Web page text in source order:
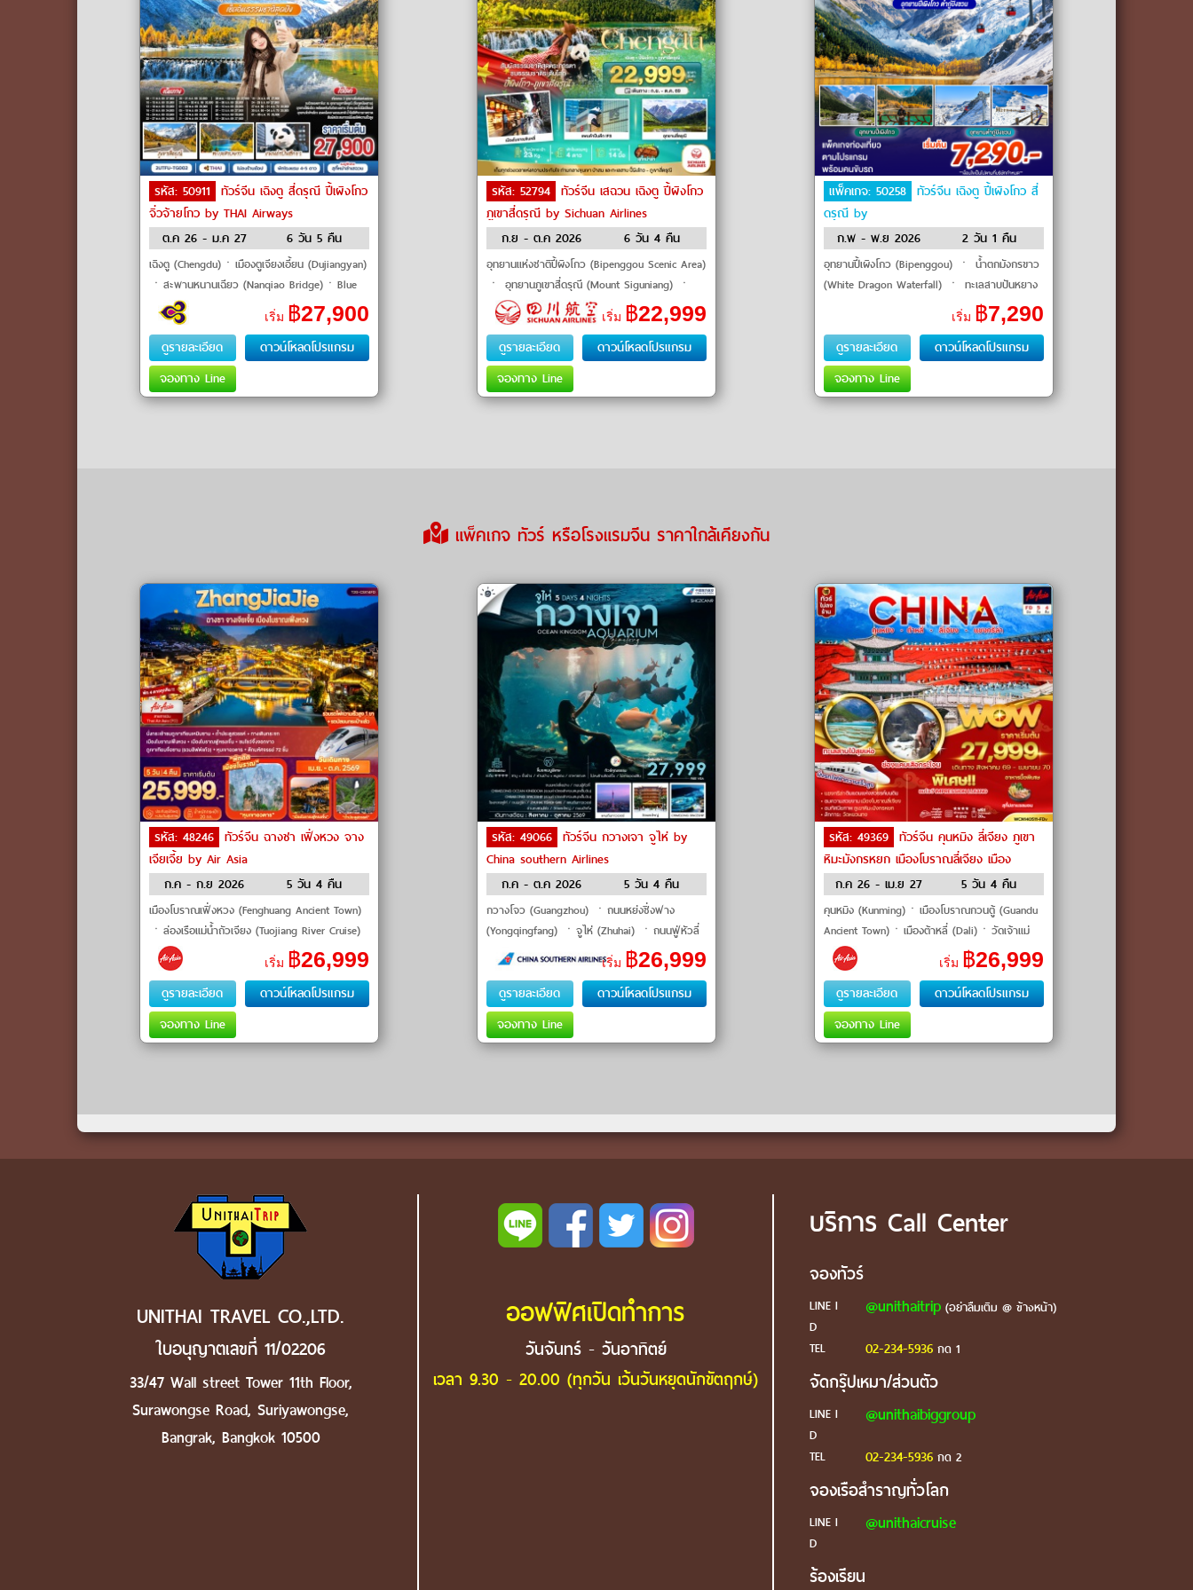
รหัส: 50911 ทัวร์จีน เฉิงตู สี่ดรุณี ปี้เผิงโกว
จิ่วจ้ายโกว by THAI Airways
ต.ค 26 - ม.ค 27
6 วัน 5 คืน
เฉิงตู (Chengdu)ㆍเมืองตูเจียงเอี้ยน (Dujiangyan)
ㆍสะพานหนานเฉียว (Nanqiao Bridge)ㆍBlue
Tearsㆍภูเขาสี่ดรุณี (Mount Siguniang)ㆍหุบเขา
ซวงเฉียวโกว (Shuangqiaogเริ่ม ฿27,900
ดูรายละเอียด
ดาวน์โหลดโปรแกรม
จองทาง Line
รหัส: 52794 ทัวร์จีน เสฉวน เฉิงตู ปี้ผิงโกว
ภูเขาสี่ดรุณี by Sichuan Airlines
ก.ย - ต.ค 2026
6 วัน 4 คืน
อุทยานแห่งชาติปี้ผิงโกว (Bipenggou Scenic Area)
ㆍ อุทยานภูเขาสี่ดรุณี (Mount Siguniang) ㆍ
หุบเขาซงเฉียวโกว (Shuangqiaogou Valley) ㆍ
สะพานหนานเฉียว (Na
เริ่ม ฿22,999
ดูรายละเอียด
ดาวน์โหลดโปรแกรม
จองทาง Line
แพ็คเกจ: 50258 ทัวร์จีน เฉิงตู ปี้เผิงโกว สี่
ดรุณี by
ก.พ - พ.ย 2026
2 วัน 1 คืน
อุทยานปี้เผิงโกว (Bipenggou) ㆍ น้ำตกมังกรขาว
(White Dragon Waterfall) ㆍ ทะเลสาบปันหยาง
(Panyang Lake) ㆍ หุบเขาซวงเฉียวโกว
(Shuangqiao Valley) ㆍ สะพานหนาน�
เริ่ม ฿7,290
ดูรายละเอียด
ดาวน์โหลดโปรแกรม
จองทาง Line
แพ็คเกจ ทัวร์ หรือโรงแรมจีน ราคาใกล้เคียงกัน
รหัส: 48246 ทัวร์จีน ฉางชา เฟิ่งหวง จาง
เจียเจี้ย by Air Asia
ก.ค - ก.ย 2026
5 วัน 4 คืน
เมืองโบราณเฟิ่งหวง (Fenghuang Ancient Town)
ㆍล่องเรือแม่น้ำถัวเจียง (Tuojiang River Cruise)
ㆍเทียนเหมินซาน (Tianmen Mountain)ㆍภูเขา
ฮัลเลลูย่าห์ หุบเ
เริ่ม ฿26,999
ดูรายละเอียด
ดาวน์โหลดโปรแกรม
จองทาง Line
รหัส: 49066 ทัวร์จีน กวางเจา จูไห่ by
China southern Airlines
ก.ค - ต.ค 2026
5 วัน 4 คืน
กวางโจว (Guangzhou) ㆍถนนหย่งชิ่งฟาง
(Yongqingfang) ㆍจูไห่ (Zhuhai) ㆍถนนฟู่หัวลี่
(Fuhuali) ㆍChimelong Ocean Kingdom ㆍ
Chimelong Spaceship ㆍโรงละครจูไห่ (Zhuhai
Grand Theater) ㆍถนน�
เริ่ม ฿26,999
ดูรายละเอียด
ดาวน์โหลดโปรแกรม
จองทาง Line
รหัส: 49369 ทัวร์จีน คุนหมิง ลี่เจียง ภูเขา
หิมะมังกรหยก เมืองโบราณลี่เจียง เมือง
โบราณแชงกรีล่า หุบเขา by Air Asia
ก.ค 26 - เม.ย 27 5 วัน 4 คืน
คุนหมิง (Kunming)ㆍเมืองโบราณกวนตู้ (Guandu
Ancient Town)ㆍเมืองต้าหลี่ (Dali)ㆍวัดเจ้าแม่
กวนอิม (Guanyin Temple)ㆍเมืองโบราณต้าหลี่
(Dali Ancient Town)ㆍเ�เริ่ม ฿26,999
ดูรายละเอียด
ดาวน์โหลดโปรแกรม
จองทาง Line
UNITHAI TRAVEL CO.,LTD.
ใบอนุญาตเลขที่ 11/02206
33/47 Wall street Tower 11th Floor,
Surawongse Road, Suriyawongse,
Bangrak, Bangkok 10500
ออฟฟิศเปิดทำการ
วันจันทร์ - วันอาทิตย์
เวลา 9.30 - 20.00 (ทุกวัน เว้นวันหยุดนักขัตฤกษ์)
บริการ Call Center
จองทัวร์
LINE I
D
@unithaitrip(อย่าลืมเติม @ ข้างหน้า)
TEL 02-234-5936กด 1
จัดกรุ๊ปเหมา/ส่วนตัว
LINE I
D
@unithaibiggroup
TEL 02-234-5936กด 2
จองเรือสำราญทั่วโลก
LINE I
D
@unithaicruise
ร้องเรียน